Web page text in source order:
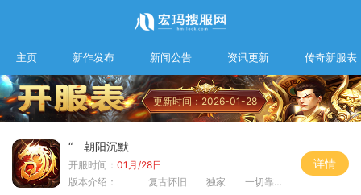
主页 新作发布 新闻公告 资讯更新 传奇新服表
更新时间：2026-01-28
“ 朝阳沉默
开服时间： 01月/28日
版本介绍：
复古怀旧 独家 一切靠打
详情